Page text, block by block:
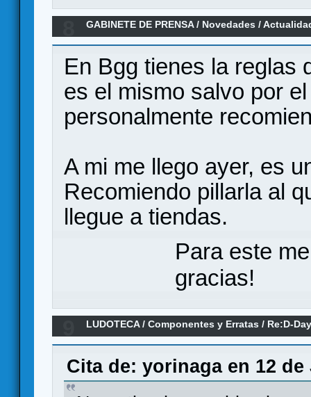
GABINETE DE PRENSA/ Novedades /
En Bgg tienes la reglas
es el mismo salvo por
personalmente
A mi me llego ayer, es
Recomiendo pillarla al
llegue a tiendas.
Para este
gracias!
LUDOTECA/Componentes y Erratas / Re:D-
Cita de: yorinaga en 12 de